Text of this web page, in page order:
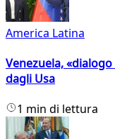
America Latina
Venezuela,
dagli Usa
1 min di lettura